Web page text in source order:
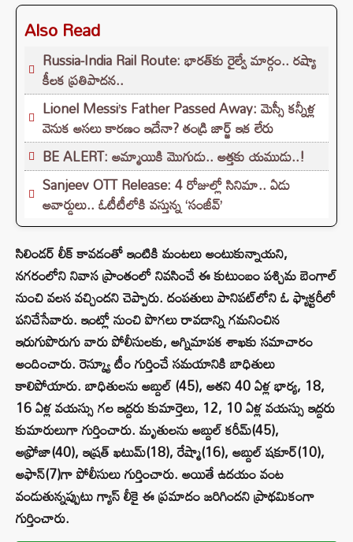
Also Read
Russia-India Rail Route: భారత్‌కు రైల్వే మార్గం.. రష్యా
కీలక ప్రతిపాదన..
Lionel Messi’s Father Passed Away: మెస్సీ కన్నీళ్ల
వెనుక అసలు కారణం ఇదేనా? తండ్రి జార్జ్ ఇక లేరు
BE ALERT: అమ్మాయికి మొగుడు.. అత్తకు యముడు..!
Sanjeev OTT Release: 4 రోజుల్లో సినిమా.. ఏడు
అవార్డులు.. ఓటీటీలోకి వస్తున్న ‘సంజీవ్’
సిలిండర్ లీక్ కావడంతో ఇంటికి మంటలు అంటుకున్నాయని,
నగరంలోని నివాస ప్రాంతంలో నివసించే ఈ కుటుంబం పశ్చిమ బెంగాల్
నుంచి వలస వచ్చిందని చెప్పారు. దంపతులు పానిపట్‌లోని ఓ ఫ్యాక్టరీలో
పనిచేసేవారు. ఇంట్లో నుంచి పొగలు రావడాన్ని గమనించిన
ఇరుగుపొరుగు వారు పోలీసులకు, అగ్నిమాపక శాఖకు సమాచారం
అందించారు. రెస్క్యూ టీం గుర్తించే సమయానికి బాధితులు
కాలిపోయారు. బాధితులను అబ్దుల్ (45), అతని 40 ఏళ్ల భార్య, 18,
16 ఏళ్ల వయస్సు గల ఇద్దరు కుమార్తెలు, 12, 10 ఏళ్ల వయస్సు ఇద్దరు
కుమారులుగా గుర్తించారు. మృతులను అబ్దుల్​ కరీమ్​(45),
అఫ్రోజా(40), ఇష్రత్ ఖటుమ్(18), రేష్మా(16), అబ్దుల్ షకూర్(10),
అఫాన్​(7)గా పోలీసులు గుర్తించారు. అయితే ఉదయం వంట
వండుతున్నప్పుటు గ్యాస్​ లీకై ఈ ప్రమాదం జరిగిందని ప్రాథమికంగా
గుర్తించారు.